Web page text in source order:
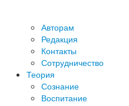
Авторам
Редакция
­Контакты
Сотрудничество
Теория
Сознание
Воспитание